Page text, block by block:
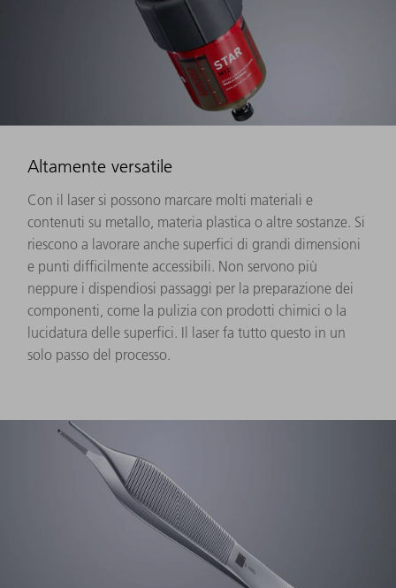
Altamente versatile
Con il laser si possono marcare molti materiali e
contenuti su metallo, materia plastica o altre sostanze. Si
riescono a lavorare anche superfici di grandi dimensioni
e punti difficilmente accessibili. Non servono più
neppure i dispendiosi passaggi per la preparazione dei
componenti, come la pulizia con prodotti chimici o la
lucidatura delle superfici. Il laser fa tutto questo in un
solo passo del processo.